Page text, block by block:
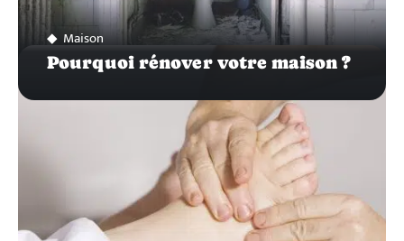
Maison
Pourquoi rénover votre maison ?